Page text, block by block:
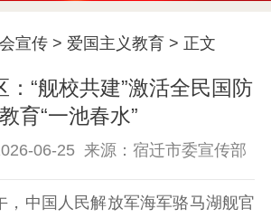
首页
江苏要闻
公示公告
宣传> 爱国主义教育> 正文
：“舰校共建”激活全民国防
教育“一池春水”
06-25 来源：宿迁市委宣传部
中国人民解放军海军骆马湖舰官